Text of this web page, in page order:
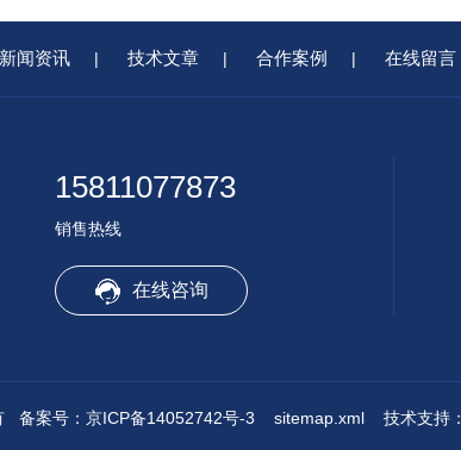
新闻资讯 | 技术文章 | 合作案例 | 在线留言
15811077873
销售热线
在线咨询
备案号：京ICP备14052742号-3 sitemap.xml技术支持：